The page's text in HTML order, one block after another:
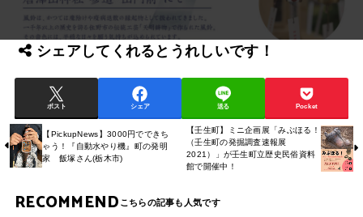
シェアしてくれるとうれしいです！
ポスト シェア 送る Pocket
【PickupNews】3000円でできち
ゃう！『自動水やり機』町の発明
家 飯塚さん(栃木市)
【壬生町】ミニ企画展「みぶほる！
（壬生町の発掘調査速報展
2021）」が壬生町立歴史民俗資料
館で開催中！
RECOMMEND